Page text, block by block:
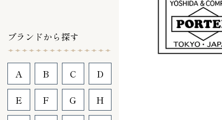
ブランドから探す
A B C D
E F G H